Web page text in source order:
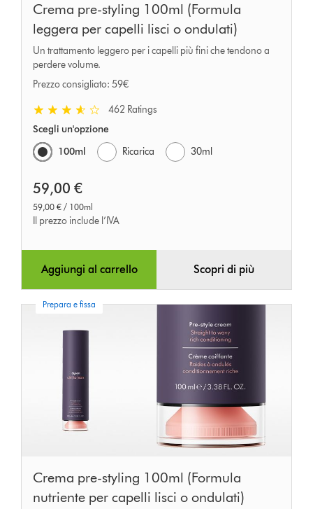
Crema pre-styling 100ml (Formula
leggera per capelli lisci o ondulati)
Un trattamento leggero per i capelli più fini che tendono a
perdere volume.
Prezzo consigliato: 59€
462 Ratings
Scegli un'opzione
100ml
Ricarica 30ml
59,00 €
59,00 € / 100ml
Il prezzo include l’IVA
Aggiungi al carrello Scopri di più
Prepara e fissa
Crema pre-styling 100ml (Formula
nutriente per capelli lisci o ondulati)